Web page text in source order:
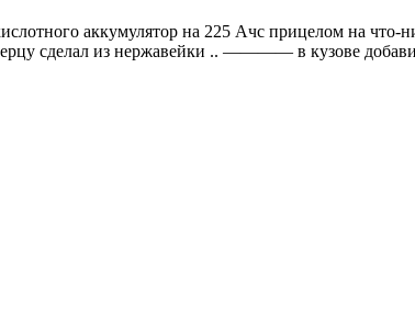
аккумулятор на 225 Ачс прицелом на что-
сделал из нержавейки .. ———— в кузове